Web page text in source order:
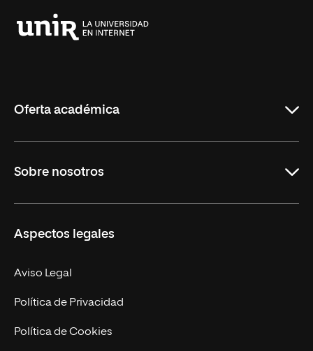
Oferta académica
Másteres Oficiales
Másteres Propios
Doctorados
Experto Universitario
Postgrados
Cursos Universitarios
Sobre nosotros
Facultades
Nuestro Equipo
Trabaja en UNIR
Actualidad
Aspectos legales
Aviso Legal
Política de Privacidad
Política de Cookies